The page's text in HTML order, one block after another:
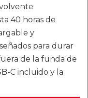
40 horas de
y
para durar
de la funda de
C incluido y la